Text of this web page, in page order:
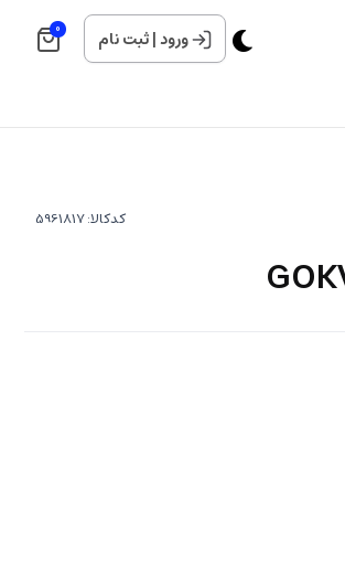
ورود|ثبت نام 0
کدکالا: